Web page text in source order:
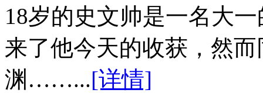
18岁的史文帅是一名大
来了他今天的收获，然
渊……...[详情]